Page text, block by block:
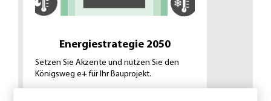
Energiestrategie 2050
Setzen Sie Akzente und nutzen Sie den
Königsweg e+ für Ihr Bauprojekt.